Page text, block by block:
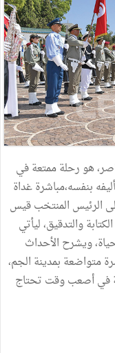
هو رحلة ممتعة في
بنفسه،مباشرة غداة
لمقاليد الرئاسة يوم 24 أكتوبر 2019 إلى الرئيس المنتخب قيس
والتدقيق، ليأتي
ويشرح الأحداث
بمدينة الجم،
في أصعب وقت تحتاج